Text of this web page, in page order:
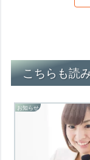
こちらも読
お知らせ